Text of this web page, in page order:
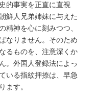
的事実を正直に直視
鮮人兄弟姉妹に与えた
精神を心に刻みつつ、
なりません。そのため
るものを、注意深くか
。外国人登録法によっ
いる指紋押捺は、早急
ます。